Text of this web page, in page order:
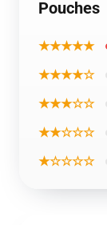
Pouches
★★★★★
★★★★☆
★★★☆☆
★★☆☆☆
★☆☆☆☆